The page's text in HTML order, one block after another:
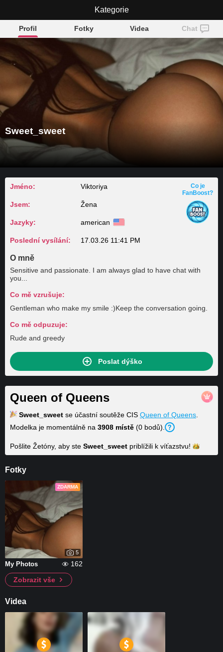
Sweet_sweet
Profil Fotky Videa Chat
Sweet_sweet
Jméno: Viktoriya
Jsem: Žena
Jazyky: american
Poslední vysílání: 17.03.26 11:41 PM
Co je
FanBoost?
O mně
Sensitive and passionate. I am always glad to have chat with
you...
Co mě vzrušuje:
Gentleman who make my smile :)Keep the conversation going.
Co mě odpuzuje:
Rude and greedy
Poslat dýško
Queen of Queens
Sweet_sweet se účastní soutěže CIS Queen of Queens
Modelka je momentálně na 3908 místě (0 bodů).
Pošlite Žetóny, aby ste Sweet_sweet priblížili k víťazstvu!
Fotky
ZDARMA
5
My Photos
162
Zobrazit vše
Videa
Kategorie